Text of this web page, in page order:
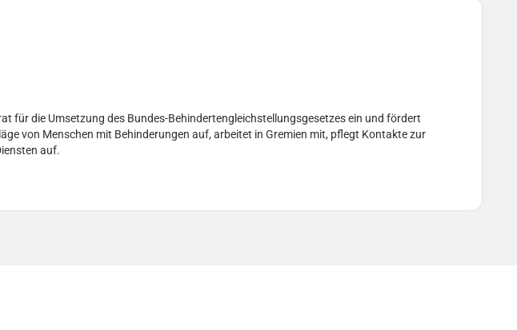
für die Umsetzung des Bundes-Behindertengleichstellungsgesetzes ein und fördert
von Menschen mit Behinderungen auf, arbeitet in Gremien mit, pflegt Kontakte zur
auf.